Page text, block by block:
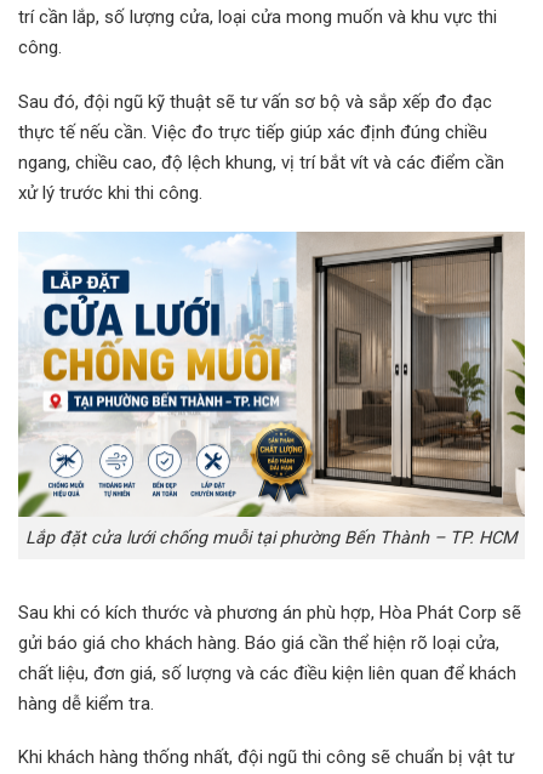
trí cần lắp, số lượng cửa, loại cửa mong muốn và khu vực thi
công.
Sau đó, đội ngũ kỹ thuật sẽ tư vấn sơ bộ và sắp xếp đo đạc
thực tế nếu cần. Việc đo trực tiếp giúp xác định đúng chiều
ngang, chiều cao, độ lệch khung, vị trí bắt vít và các điểm cần
xử lý trước khi thi công.
Lắp đặt cửa lưới chống muỗi tại phường Bến Thành – TP. HCM
Sau khi có kích thước và phương án phù hợp, Hòa Phát Corp sẽ
gửi báo giá cho khách hàng. Báo giá cần thể hiện rõ loại cửa,
chất liệu, đơn giá, số lượng và các điều kiện liên quan để khách
hàng dễ kiểm tra.
Khi khách hàng thống nhất, đội ngũ thi công sẽ chuẩn bị vật tư